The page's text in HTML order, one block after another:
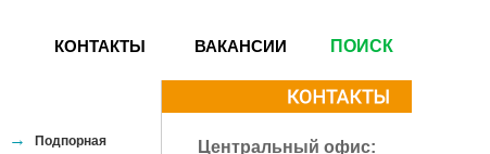
КОНТАКТЫ ВАКАНСИИ ПОИСК
→
Подпорная
Центральный офис: